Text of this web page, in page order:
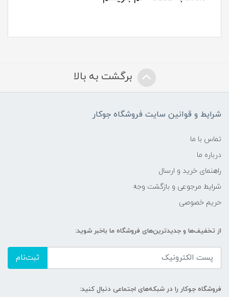
برگشت به بالا
شرایط و قوانین سایت فروشگاه جوکار
تماس با ما
درباره ما
راهنمای خرید و ارسال
شرایط مرجوعی و بازگشت وجه
حریم خصوصی
از تخفیف‌ها و جدیدترین‌های فروشگاه ما باخبر شوید:
ثبت‌نام
فروشگاه جوکار را در شبکه‌های اجتماعی دنبال کنید: